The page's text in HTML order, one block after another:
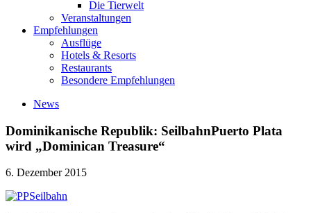
Die Tierwelt
Veranstaltungen
Empfehlungen
Ausflüge
Hotels & Resorts
Restaurants
Besondere Empfehlungen
News
Dominikanische Republik: SeilbahnPuerto Plata
wird „Dominican Treasure“
6. Dezember 2015